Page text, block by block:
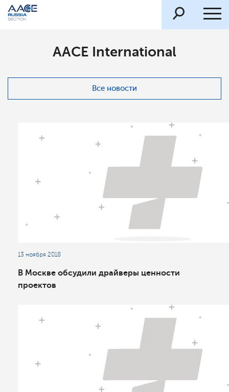
AACE International
Все новости
13 ноября 2018
В Москве обсудили драйверы ценности
проектов